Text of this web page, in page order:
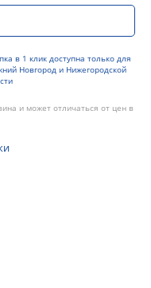
в 1 клик доступна только для
Новгород и Нижегородской
и может отличаться от цен в